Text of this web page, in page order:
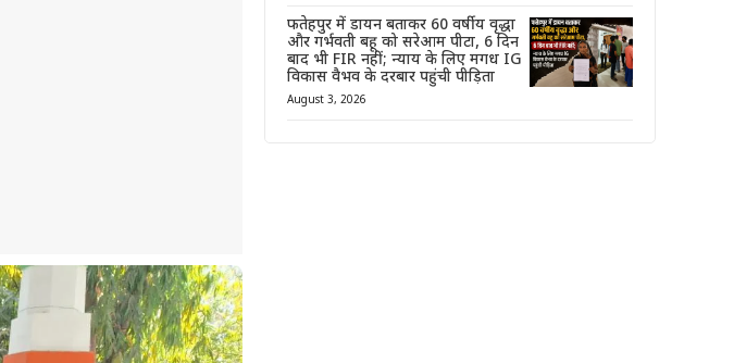
फतेहपुर में डायन बताकर 60 वर्षीय वृद्धा
और गर्भवती बहू को सरेआम पीटा, 6 दिन
बाद भी FIR नहीं; न्याय के लिए मगध IG
विकास वैभव के दरबार पहुंची पीड़िता
August 3, 2026